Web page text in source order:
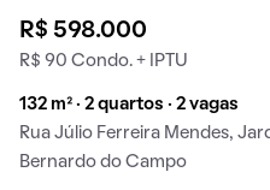
R$ 598.000
R$ 90 Condo. + IPTU
132 m² · 2 quartos · 2 vagas
Rua Júlio Ferreira Mendes,
Bernardo do Campo